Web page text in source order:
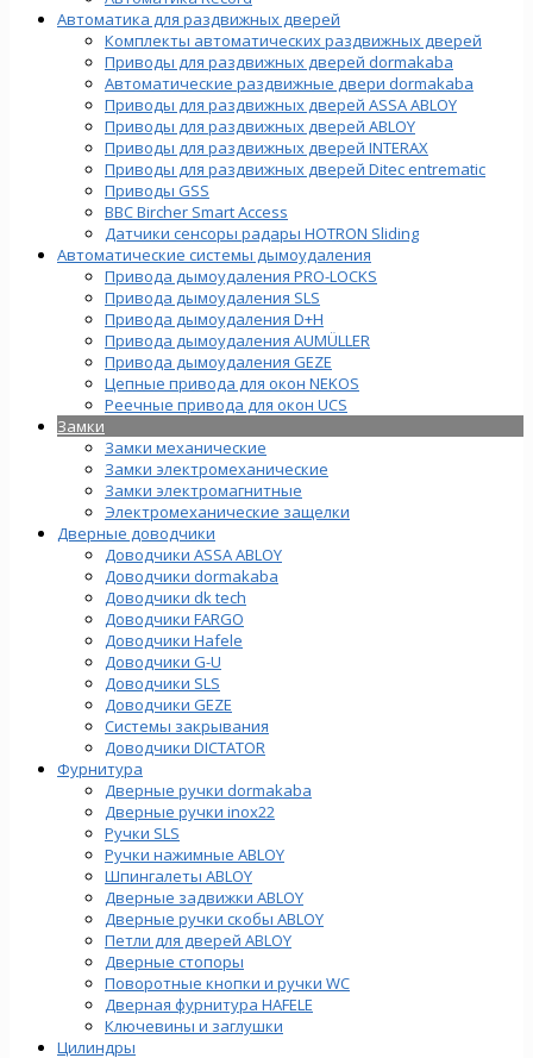
Автоматика для раздвижных дверей
Комплекты автоматических раздвижных дверей
Приводы для раздвижных дверей dormakaba
Автоматические раздвижные двери dormakaba
Приводы для раздвижных дверей ASSA ABLOY
Приводы для раздвижных дверей ABLOY
Приводы для раздвижных дверей INTERAX
Приводы для раздвижных дверей Ditec entrematic
Приводы GSS
BBC Bircher Smart Access
Датчики сенсоры радары HOTRON Sliding
Автоматические системы дымоудаления
Привода дымоудаления PRO-LOCKS
Привода дымоудаления SLS
Привода дымоудаления D+H
Привода дымоудаления AUMÜLLER
Привода дымоудаления GEZE
Цепные привода для окон NEKOS
Реечные привода для окон UСS
Замки
Замки механические
Замки электромеханические
Замки электромагнитные
Электромеханические защелки
Дверные доводчики
Доводчики ASSA ABLOY
Доводчики dormakaba
Доводчики dk tech
Доводчики FARGO
Доводчики Hafele
Доводчики G-U
Доводчики SLS
Доводчики GEZE
Cистемы закрывания
Доводчики DICTATOR
Фурнитура
Дверные ручки dormakaba
Дверные ручки inox22
Ручки SLS
Ручки нажимные ABLOY
Шпингалеты ABLOY
Дверные задвижки ABLOY
Дверные ручки скобы ABLOY
Петли для дверей ABLOY
Дверные стопоры
Поворотные кнопки и ручки WC
Дверная фурнитура HAFELE
Ключевины и заглушки
Цилиндры